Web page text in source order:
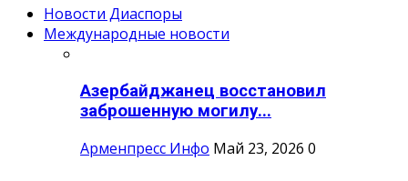
Новости Диаспоры
Международные новости
Азербайджанец восстановил
заброшенную могилу...
Арменпресс Инфо Май 23, 2026 0